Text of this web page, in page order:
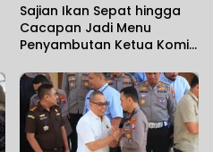
Sajian Ikan Sepat hingga
Cacapan Jadi Menu
Penyambutan Ketua Komisi